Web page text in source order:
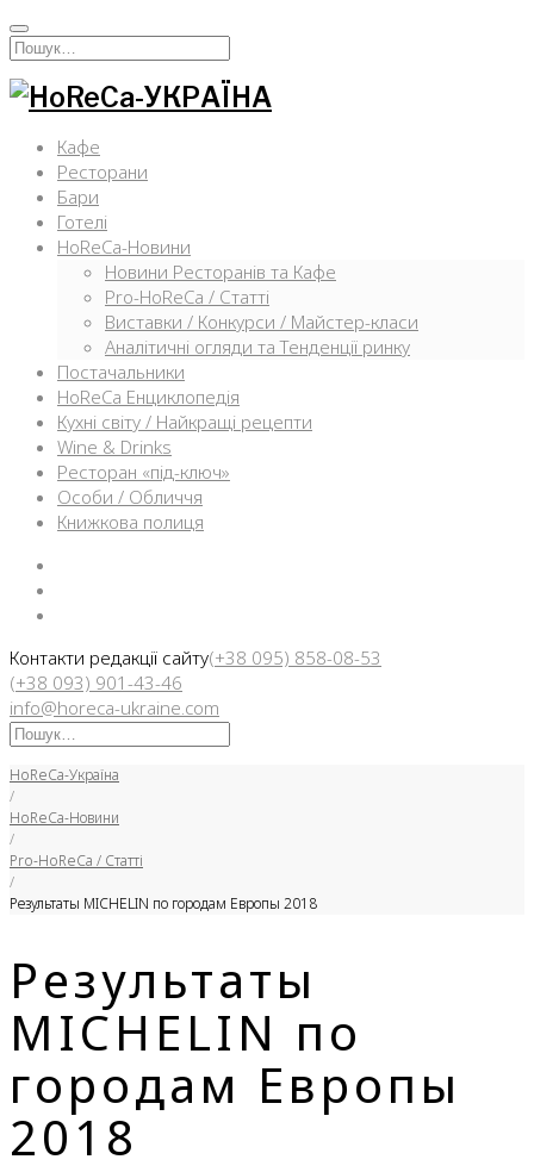
Перейти
кИскать:
Кафе
Ресторани
Бари
Готелі
HoReCa-Новини
Новини Ресторанів та Кафе
Pro-HoReCa / Статті
Виставки / Конкурси / Майстер-класи
Аналітичні огляди та Тенденції ринку
Постачальники
HoReCa Енциклопедія
Кухні світу / Найкращі рецепти
Wine & Drinks
Ресторан «під-ключ»
Особи / Обличчя
Книжкова полиця
Контакти редакції сайту(+38 095) 858-08-53
(+38 093) 901-43-46
info@horeca-ukraine.com
Искать:
HoReCa-Україна
/
HoReCa-Новини
/
Pro-HoReCa / Статті
/
Результаты MICHELIN по городам Европы 2018
Результаты
MICHELIN по
городам Европы
2018